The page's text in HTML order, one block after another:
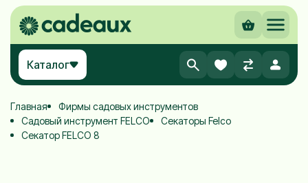
Каталог
Главная
Фирмы садовых инструментов
Садовый инструмент FELCO
Секаторы Felco
Секатор FELCO 8